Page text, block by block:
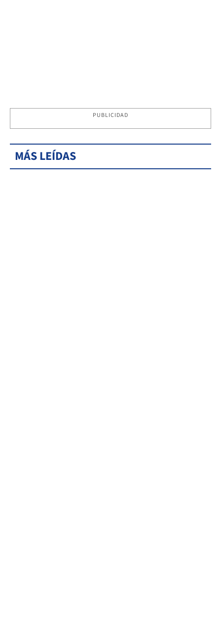
PUBLICIDAD
MÁS LEÍDAS